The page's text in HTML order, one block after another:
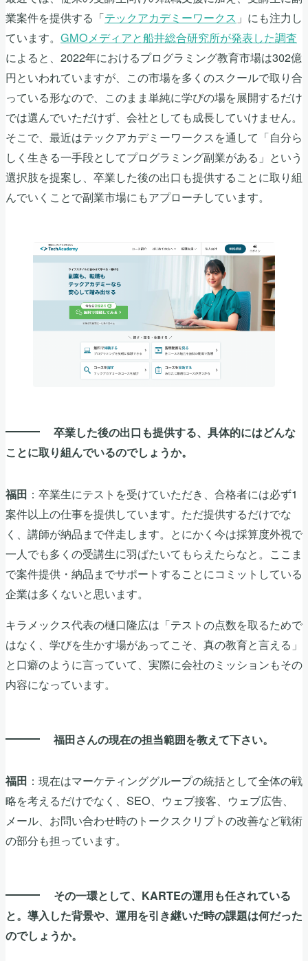
業案件を提供する「テックアカデミーワークス 」にも注力し
ています。 GMOメディアと船井総合研究所が発表した調査
によると、2022年におけるプログラミング教育市場は302億
円といわれていますが、この市場を多くのスクールで取り合
っている形なので、このまま単純に学びの場を展開するだけ
では選んでいただけず、会社としても成長していけません。
そこで、最近はテックアカデミーワークスを通して「自分ら
しく生きる一手段としてプログラミング副業がある」という
選択肢を提案し、卒業した後の出口も提供することに取り組
んでいくことで副業市場にもアプローチしています。
卒業した後の出口も提供する、具体的にはどんな
ことに取り組んでいるのでしょうか。
福田 ：卒業生にテストを受けていただき、合格者には必ず1
案件以上の仕事を提供しています。ただ提供するだけでな
く、講師が納品まで伴走します。とにかく今は採算度外視で
一人でも多くの受講生に羽ばたいてもらえたらなと。ここま
で案件提供・納品までサポートすることにコミットしている
企業は多くないと思います。
キラメックス代表の樋口隆広は「テストの点数を取るためで
はなく、学びを生かす場があってこそ、真の教育と言える」
と口癖のように言っていて、実際に会社のミッションもその
内容になっています。
福田さんの現在の担当範囲を教えて下さい。
福田 ：現在はマーケティンググループの統括として全体の戦
略を考えるだけでなく、SEO、ウェブ接客、ウェブ広告、
メール、お問い合わせ時のトークスクリプトの改善など戦術
の部分も担っています。
その一環として、KARTEの運用も任されている
と。導入した背景や、運用を引き継いだ時の課題は何だった
のでしょうか。